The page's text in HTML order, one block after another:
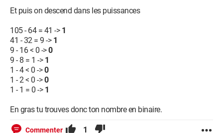
Et puis on descend dans les puissances
105 - 64 = 41 -> 1
41 - 32 = 9 -> 1
9 - 16 < 0 ->0
9 - 8 = 1 -> 1
1 - 4 < 0 ->0
1 - 2 < 0 ->0
1 - 1 = 0 -> 1
En gras tu trouves donc ton nombre en binaire.
Commenter 1